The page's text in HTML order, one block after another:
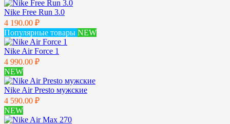
Nike Free Run 3.0
4 190.00 ₽
Популярные товары NEW
Nike Air Force 1
4 990.00 ₽
NEW
Nike Air Presto мужские
4 590.00 ₽
NEW